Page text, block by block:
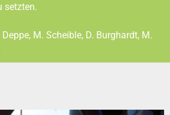
setzten.
M. Scheible, D. Burghardt, M.